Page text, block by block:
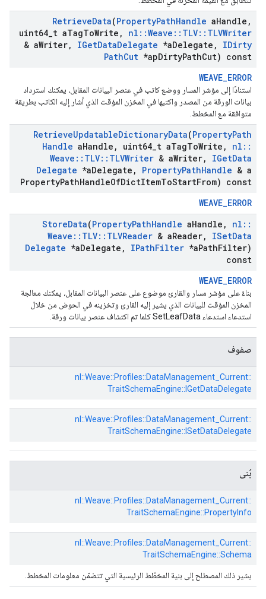
RetrieveData(PropertyPathHandle aHandle ,
uint64 t aTagToWrite , nl ::Weave :: TLV:: TLVWriter
& aWriter, IGetDataDelegate *aDelegate ,
IDirty
PathCut *apDirtyPathCut) const
WEAVE_ERROR
استنادًا إلى مؤشر المسار ووضع كاتب في عنصر البيانات المقابل، يمكنك استرداد
بيانات الورقة من المصدر واكتبها في المخزن المؤقت الذي أشار إليه الكاتب بطريقة
متوافقة مع المخطط.
RetrieveUpdatableDictionaryData(PropertyPath
Handle aHandle , uint64 t aTagToWrite , nl ::
Weave :: TLV:: TLVWriter & aWriter, IGetData
Delegate *aDelegate , PropertyPathHandle & a
PropertyPathHandleOfDictItemToStartFrom) const
WEAVE_ERROR
StoreData(PropertyPathHandle aHandle , nl ::
Weave :: TLV:: TLVReader & aReader, ISetData
Delegate *aDelegate , IPathFilter *aPathFilter)
const
WEAVE_ERROR
بناءً على مؤشر مسار والقارئ موضوع على عنصر البيانات المقابل، يمكنك معالجة
المخزن المؤقت للبيانات الذي يشير إليه القارئ وتخزينه في الحوض من خلال
استدعاء استدعاء SetLeafData كلما تم اكتشاف عنصر بيانات ورقة.
صفوف
nl::Weave::Profiles::DataManagement_Current::
TraitSchemaEngine:: IGetDataDelegate
nl::Weave::Profiles::DataManagement_Current::
TraitSchemaEngine:: ISetDataDelegate
بُنى
nl::Weave::Profiles::DataManagement_Current::
TraitSchemaEngine::PropertyInfo
nl::Weave::Profiles::DataManagement_Current::
TraitSchemaEngine::Schema
يشير ذلك المصطلح إلى بنية المخطّط الرئيسية التي تتضمّن معلومات المخطط.